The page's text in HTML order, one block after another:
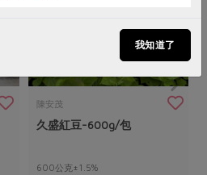
陳安茂
久盛紅豆-600g/包
600公克±1.5%
我知道了